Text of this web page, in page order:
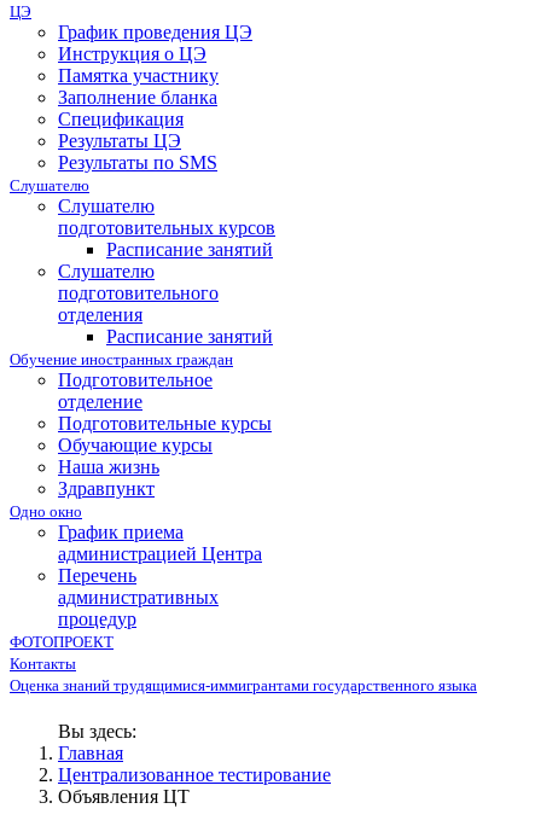
ЦЭ
График проведения ЦЭ
Инструкция о ЦЭ
Памятка участнику
Заполнение бланка
Спецификация
Результаты ЦЭ
Результаты по SMS
Слушателю
Слушателю
подготовительных курсов
Расписание занятий
Слушателю
подготовительного
отделения
Расписание занятий
Обучение иностранных граждан
Подготовительное
отделение
Подготовительные курсы
Обучающие курсы
Наша жизнь
Здравпункт
Одно окно
График приема
администрацией Центра
Перечень
административных
процедур
ФОТОПРОЕКТ
Контакты
Оценка знаний трудящимися-иммигрантами государственного языка
Вы здесь:
Главная
Централизованное тестирование
Объявления ЦТ